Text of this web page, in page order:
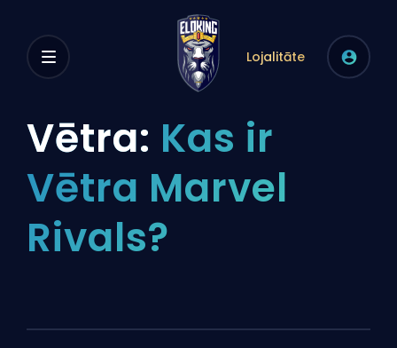
Lojalitāte
Vētra: Kas ir
Vētra Marvel
Rivals?